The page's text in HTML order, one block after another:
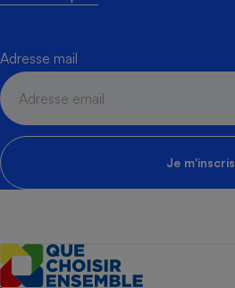
Adresse mail
Je m'inscris